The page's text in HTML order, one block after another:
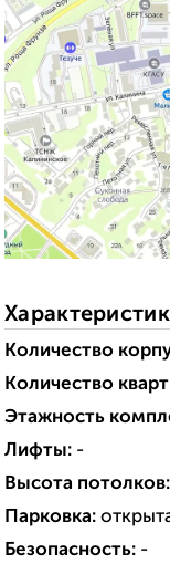
Количество
Количество
Этажность
Лифты: -
Высота потолков:
Парковка:
Безопасность: -